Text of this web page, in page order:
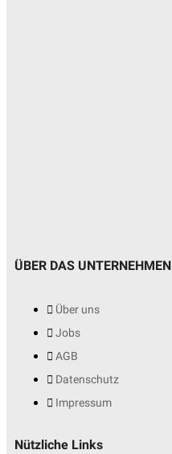
ÜBER DAS UNTERNEHMEN
Über uns
Jobs
AGB
Datenschutz
Impressum
Nützliche Links